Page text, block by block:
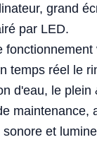
grand
par LED.
fonctionnement
temps réel le
d'eau, le plein
maintenance,
sonore et